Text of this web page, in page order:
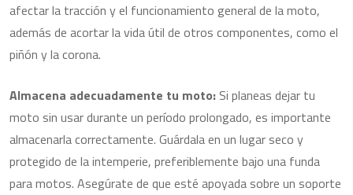
afectar la tracción y el funcionamiento general de la moto,
además de acortar la vida útil de otros componentes, como el
piñón y la corona.
Almacena adecuadamente tu moto: Si planeas dejar tu
moto sin usar durante un período prolongado, es importante
almacenarla correctamente. Guárdala en un lugar seco y
protegido de la intemperie, preferiblemente bajo una funda
para motos. Asegúrate de que esté apoyada sobre un soporte